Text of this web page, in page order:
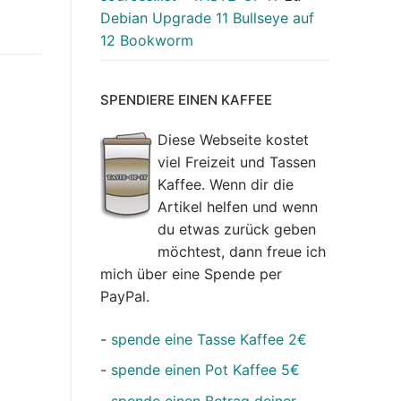
Debian Upgrade 11 Bullseye auf
12 Bookworm
SPENDIERE EINEN KAFFEE
Diese Webseite kostet
viel Freizeit und Tassen
Kaffee. Wenn dir die
Artikel helfen und wenn
du etwas zurück geben
möchtest, dann freue ich
mich über eine Spende per
PayPal.
- spende eine Tasse Kaffee 2€
- spende einen Pot Kaffee 5€